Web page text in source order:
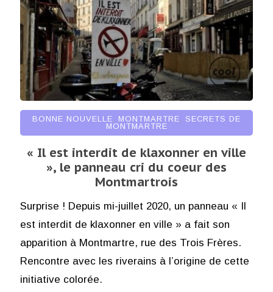
BONNE NOUVELLE MONTMARTRE
SECRETS DE
MONTMARTRE
« Il est interdit de klaxonner en ville
», le panneau cri du coeur des
Montmartrois
Surprise ! Depuis mi-juillet 2020, un panneau « Il
est interdit de klaxonner en ville » a fait son
apparition à Montmartre, rue des Trois Frères.
Rencontre avec les riverains à l’origine de cette
initiative colorée.